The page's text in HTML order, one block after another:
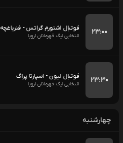
۲۳:۰۰ فوتبال اشتورم گراتس - فنرباغچه
انتخابی لیگ قهرمانان اروپا
۲۳:۳۰ فوتبال لیون - اسپارتا پراگ
انتخابی لیگ قهرمانان اروپا
چهارشنبه